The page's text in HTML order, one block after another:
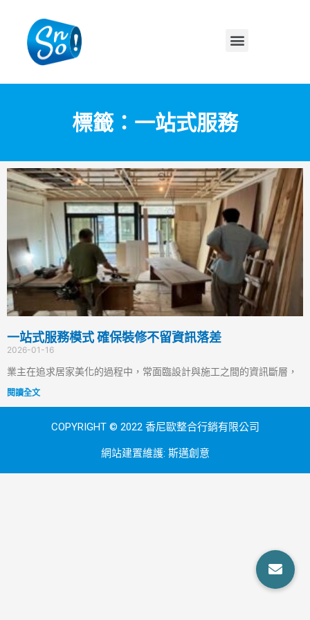
標籤：一站式服務
一站式服務模式 確保裝修不留資訊落差
2026-01-16
業主在追求居家美化的過程中，常面臨設計與施工之間的資訊斷層，
閱讀全文
COPYRIGHT © 2022 香尼歐整合行銷有限公司
網站建置維護: 斯邁創意